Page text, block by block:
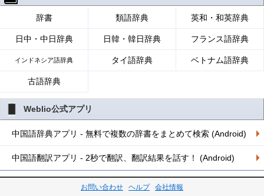
辞書 類語辞典 英和・和英辞典
日中・中日辞典 日韓・韓日辞典 フランス語辞典
インドネシア語辞典 タイ語辞典 ベトナム語辞典
古語辞典
Weblio公式アプリ
中国語辞典アプリ - 無料で複数の辞書をまとめて検索 (Android)
中国語翻訳アプリ - 2秒で翻訳、翻訳結果を話す！ (Android)
お問い合わせ ヘルプ 会社情報